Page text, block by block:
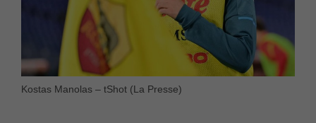
Kostas Manolas – tShot (La Presse)